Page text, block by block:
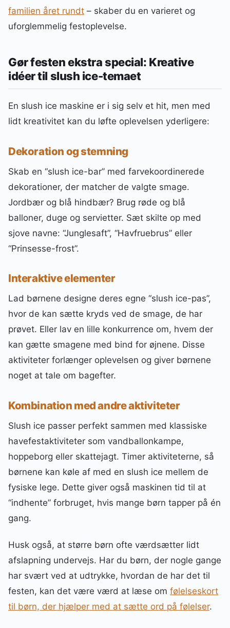
familien året rundt – skaber du en varieret og
uforglemmelig festoplevelse.
Gør festen ekstra special: Kreative
idéer til slush ice-temaet
En slush ice maskine er i sig selv et hit, men med
lidt kreativitet kan du løfte oplevelsen yderligere:
Dekoration og stemning
Skab en “slush ice-bar” med farvekoordinerede
dekorationer, der matcher de valgte smage.
Jordbær og blå hindbær? Brug røde og blå
balloner, duge og servietter. Sæt skilte op med
sjove navne: “Junglesaft”, “Havfruebrus” eller
“Prinsesse-frost”.
Interaktive elementer
Lad børnene designe deres egne “slush ice-pas”,
hvor de kan sætte kryds ved de smage, de har
prøvet. Eller lav en lille konkurrence om, hvem der
kan gætte smagene med bind for øjnene. Disse
aktiviteter forlænger oplevelsen og giver børnene
noget at tale om bagefter.
Kombination med andre aktiviteter
Slush ice passer perfekt sammen med klassiske
havefestaktiviteter som vandballonkampe,
hoppeborg eller skattejagt. Timer aktiviteterne, så
børnene kan køle af med en slush ice mellem de
fysiske lege. Dette giver også maskinen tid til at
“indhente” forbruget, hvis mange børn tapper på én
gang.
Husk også, at større børn ofte værdsætter lidt
afslapning undervejs. Har du børn, der nogle gange
har svært ved at udtrykke, hvordan de har det til
festen, kan det være værd at læse om følelseskort
til børn, der hjælper med at sætte ord på følelser.